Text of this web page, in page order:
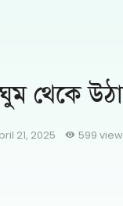
থেকে
21, 2025 599